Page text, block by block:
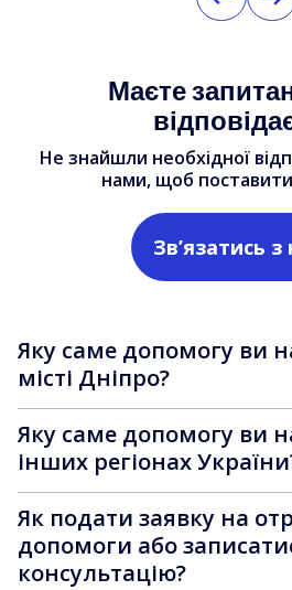
Маєте
Не знайшли необхідної
нами, щоб
Зв’язатись
Яку саме допомогу ви
місті Дніпро?
Яку саме допомогу ви
інших регіонах
Як подати заявку на
допомоги або
консультацію?